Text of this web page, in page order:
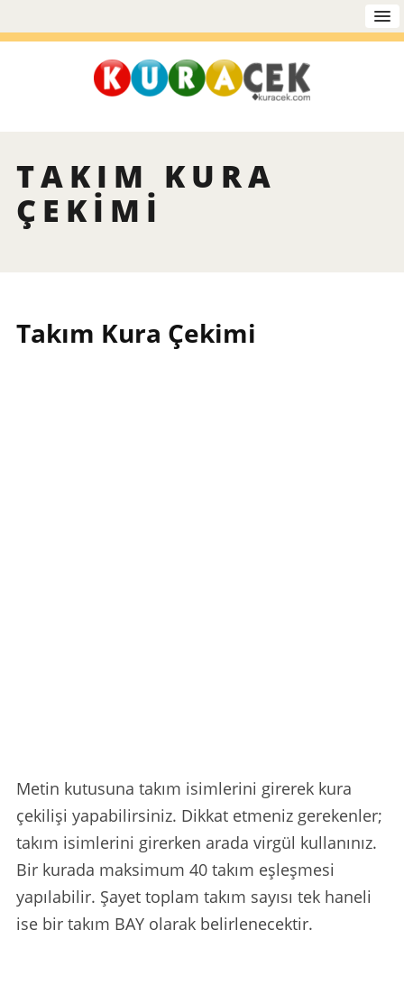
TAKIM KURA
ÇEKIMI
Takım Kura Çekimi
Metin kutusuna takım isimlerini girerek kura
çekilişi yapabilirsiniz. Dikkat etmeniz gerekenler;
takım isimlerini girerken arada virgül kullanınız.
Bir kurada maksimum 40 takım eşleşmesi
yapılabilir. Şayet toplam takım sayısı tek haneli
ise bir takım BAY olarak belirlenecektir.